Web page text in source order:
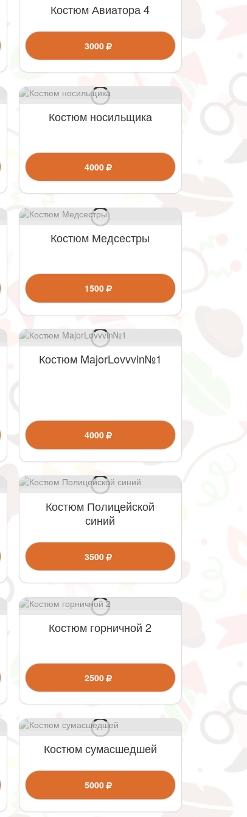
Костюм Авиатора 4
3000
Костюм носильщика
4000
Костюм Медсестры
1500
Костюм MajorLovvvin№1
4000
Костюм Полицейской
синий
3500
Костюм горничной 2
2500
Костюм сумасшедшей
5000